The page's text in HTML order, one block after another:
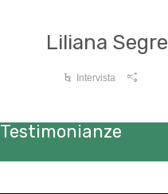
Liliana Segre
Intervista
Testimonianze